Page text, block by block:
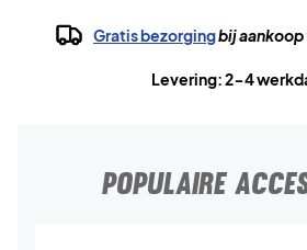
Gratis bezorgingbij aankoop
Levering: 2-4
POPULAIRE